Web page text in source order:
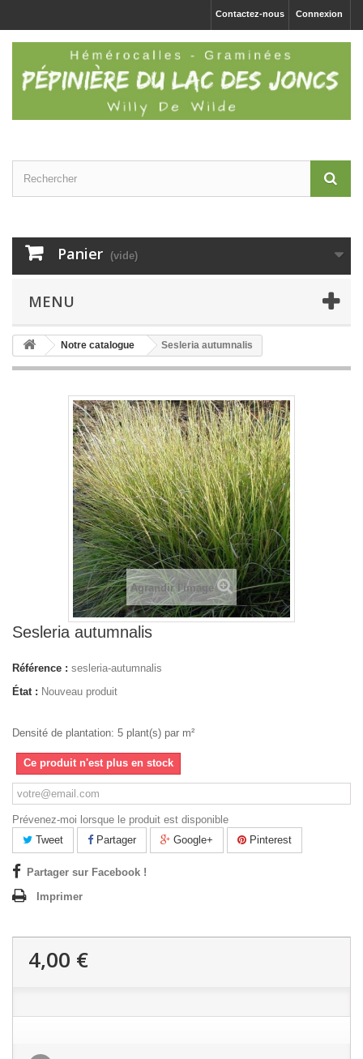
Connexion
Contactez-nous
Panier (vide)
MENU
Notre catalogue Sesleria autumnalis
Agrandir l'image
Sesleria autumnalis
Référence : sesleria-autumnalis
État : Nouveau produit
Densité de plantation: 5 plant(s) par m²
Ce produit n'est plus en stock
Prévenez-moi lorsque le produit est disponible
Tweet
Partager Google+ Pinterest
Partager sur Facebook !
Imprimer
4,00 €